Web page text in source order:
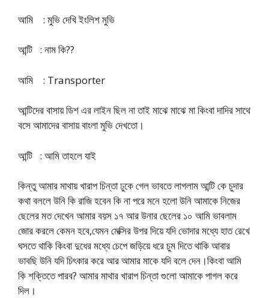
আমি : মুভি দেখি ইংলিশ মুভি
আন্টি : নাম কি??
আমি : Transporter
আন্টিদের বাসায় ডিশ এর লাইন ছিল না তাই মাঝে মাঝে মা কিংবা দাদির সাথে
বসে আমাদের বাসায় বাংলা মুভি দেখতো।
আন্টি : আমি তাহলে যাই
কিন্তু আমার মাথায় খারাপ চিন্তা ঢুকে গেল ভাবতে লাগলাম আন্টি কে চুদার
কথা বললে উনি কি রাজি হবেন কি না পরে মনে হলো উনি আমাকে নিজের
ছেলের মত দেখেন আমার বয়স ১৭ আর উনার ছেলের ১০ আমি ভাবলাম
জোর করলে কেমন হবে,যেমন মেক্সির উপর দিয়ে যদি ভোদার মধ্যে হাত রেখে
ঘসতে থাকি কিংবা দুধের মধ্যে চেপে জড়িয়ে ধরে চুম দিতে থাকি আবার
ভাবছি উনি যদি চিৎকার করে আর আমার মাকে যদি বলে দেন।কিংবা আমি
কি শক্তিতে পারব? আমার মাথার খারাপ চিন্তা গুলো আমাকে পাগল করে
দিল।